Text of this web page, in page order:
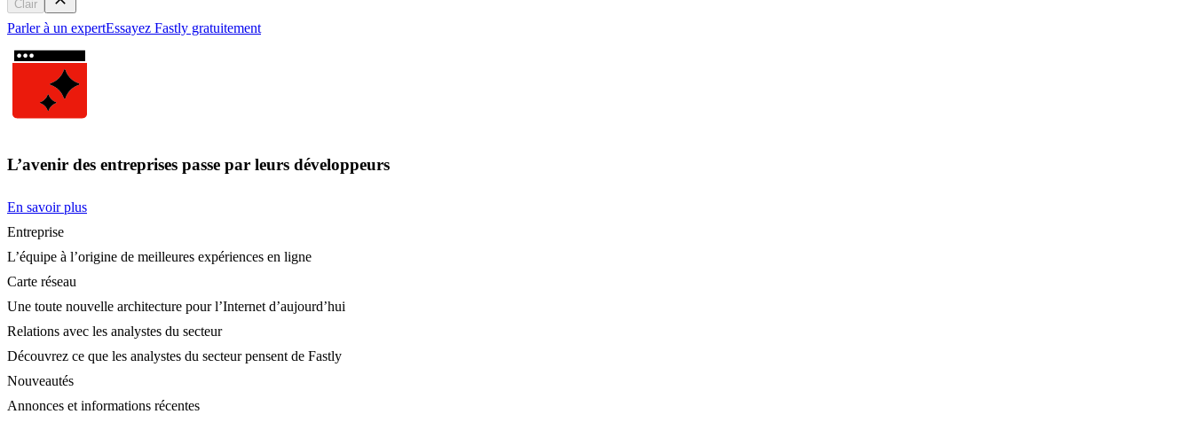
Clair
Parler à un expertEssayez Fastly gratuitement
L’avenir des entreprises passe par leurs développeurs
En savoir plus
Entreprise
L’équipe à l’origine de meilleures expériences en ligne
Carte réseau
Une toute nouvelle architecture pour l’Internet d’aujourd’hui
Relations avec les analystes du secteur
Découvrez ce que les analystes du secteur pensent de Fastly
Nouveautés
Annonces et informations récentes